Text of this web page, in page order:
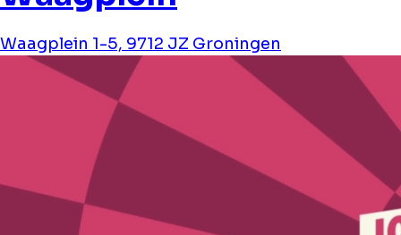
Waagplein 1-5, 9712 JZ Groningen